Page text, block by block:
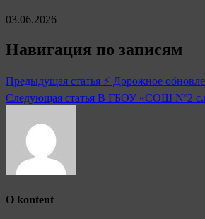
03.06.2026
Навигация по записям
Предыдущая статья ⚡️ Дорожное
Следующая статья В ГБОУ «СОШ Nº2
О kontent